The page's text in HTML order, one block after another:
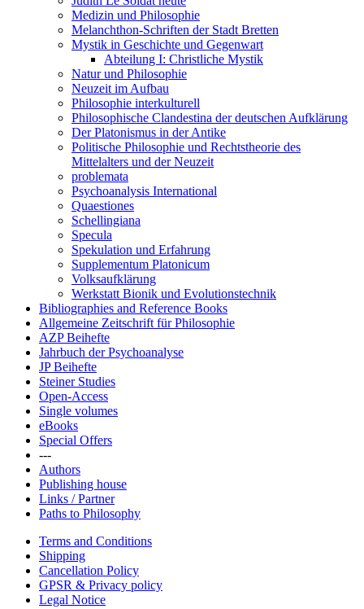
Medizin und Philosophie
Melanchthon-Schriften der Stadt Bretten
Mystik in Geschichte und Gegenwart
Abteilung I: Christliche Mystik
Natur und Philosophie
Neuzeit im Aufbau
Philosophie interkulturell
Philosophische Clandestina der deutschen Aufklärung
Der Platonismus in der Antike
Politische Philosophie und Rechtstheorie des
Mittelalters und der Neuzeit
problemata
Psychoanalysis International
Quaestiones
Schellingiana
Specula
Spekulation und Erfahrung
Supplementum Platonicum
Volksaufklärung
Werkstatt Bionik und Evolutionstechnik
Bibliographies and Reference Books
Allgemeine Zeitschrift für Philosophie
AZP Beihefte
Jahrbuch der Psychoanalyse
JP Beihefte
Steiner Studies
Open-Access
Single volumes
eBooks
Special Offers
---
Authors
Publishing house
Links / Partner
Paths to Philosophy
Terms and Conditions
Shipping
Cancellation Policy
GPSR & Privacy policy
Legal Notice